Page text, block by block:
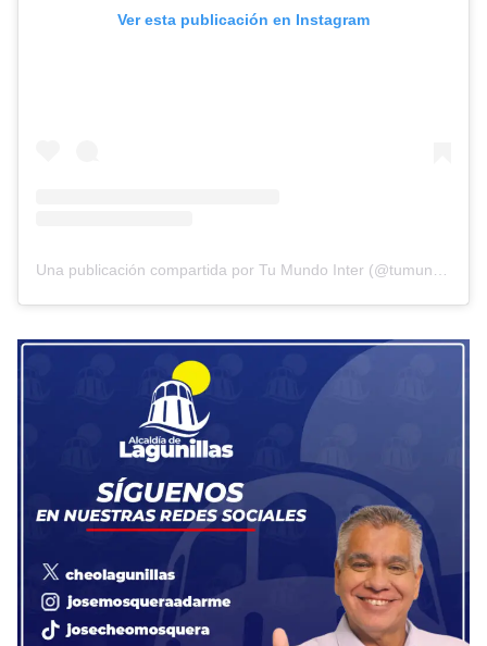
Ver esta publicación en Instagram
Una publicación compartida por Tu Mundo Inter (@tumundointer)